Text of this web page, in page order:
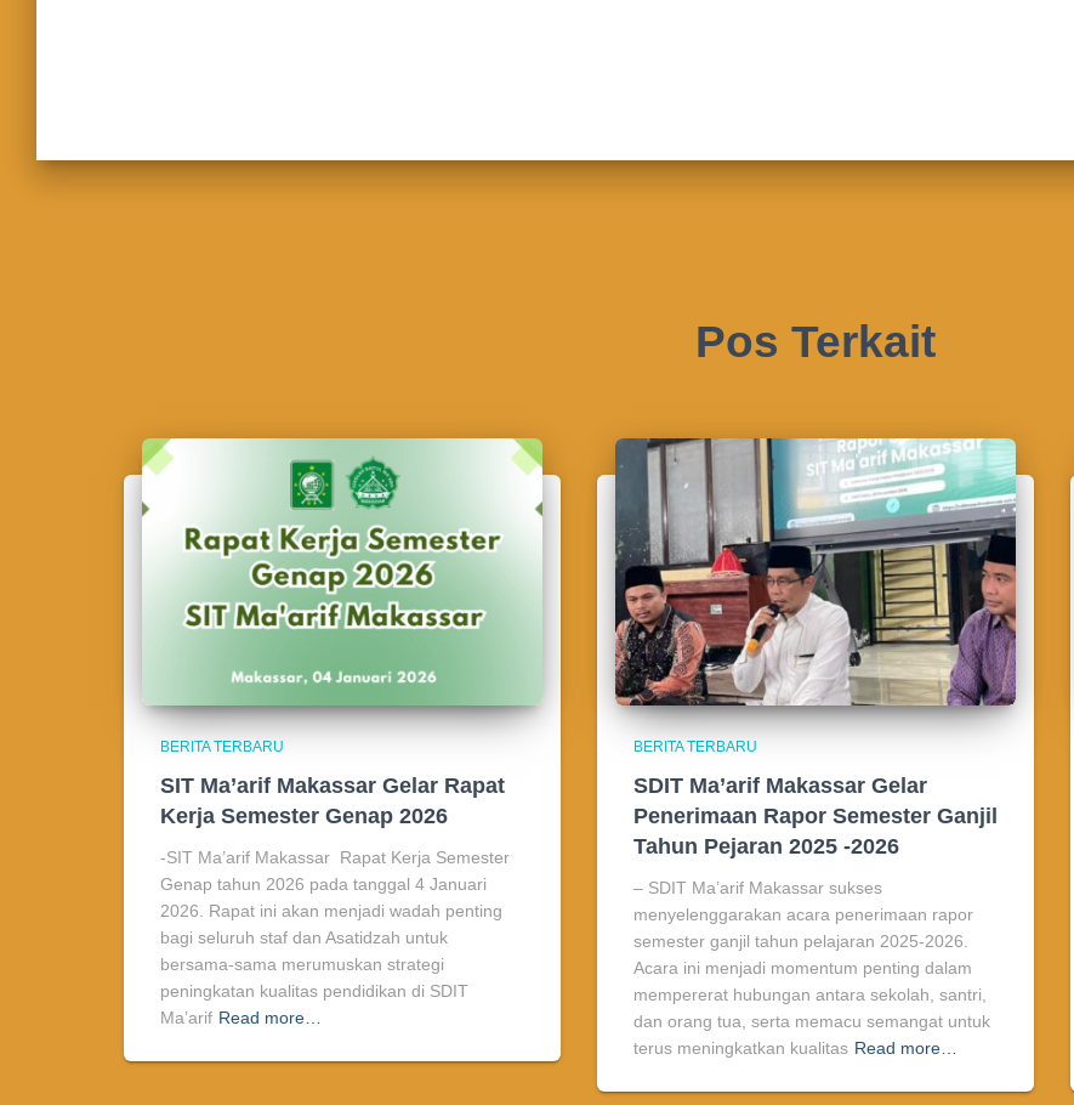
Pos Terkait
BERITA TERBARU
SIT Ma’arif Makassar Gelar Rapat
Kerja Semester Genap 2026
-SIT Ma’arif Makassar Rapat Kerja Semester
Genap tahun 2026 pada tanggal 4 Januari
2026. Rapat ini akan menjadi wadah penting
bagi seluruh staf dan Asatidzah untuk
bersama-sama merumuskan strategi
peningkatan kualitas pendidikan di SDIT
Ma’arif Read more…
BERITA TERBARU
SDIT Ma’arif Makassar Gelar
Penerimaan Rapor Semester Ganjil
Tahun Pejaran 2025 -2026
– SDIT Ma’arif Makassar sukses
menyelenggarakan acara penerimaan rapor
semester ganjil tahun pelajaran 2025-2026.
Acara ini menjadi momentum penting dalam
mempererat hubungan antara sekolah, santri,
dan orang tua, serta memacu semangat untuk
terus meningkatkan kualitas Read more…